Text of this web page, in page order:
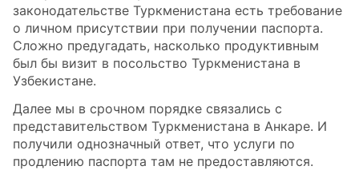
законодательстве Туркменистана есть требование
о личном присутствии при получении паспорта.
Сложно предугадать, насколько продуктивным
был бы визит в посольство Туркменистана в
Узбекистане.
Далее мы в срочном порядке связались с
представительством Туркменистана в Анкаре. И
получили однозначный ответ, что услуги по
продлению паспорта там не предоставляются.